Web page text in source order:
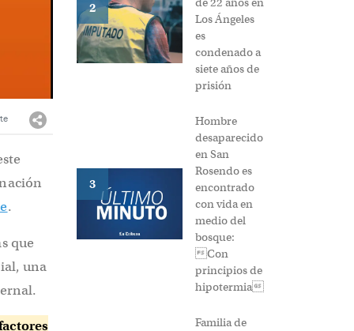
.
que
una
2
Los Ángeles
es
condenado a
siete años de
prisión
3
Hombre
desaparecido
en San
Rosendo es
encontrado
con vida en
medio del
bosque:
Con
principios de
hipotermia
Familia de